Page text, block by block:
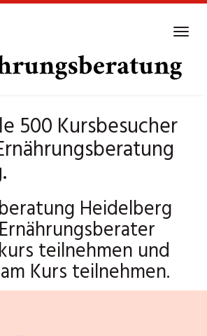
500 Kursbesucher
Heidelberg
teilnehmen und
Kurs teilnehmen.